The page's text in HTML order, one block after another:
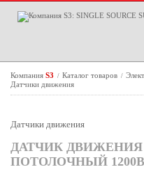
Компания S3 / Каталог товаров /
Датчики движения
Датчики движения
ДАТЧИК ДВИЖЕНИЯ
ПОТОЛОЧНЫЙ